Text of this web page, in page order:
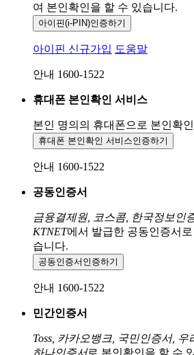
여 본인확인을 할 수 있습니다.
아이핀(i-PIN)인증하기
아이핀 신규가입 도움말
안내 1600-1522
휴대폰 본인확인 서비스
본인 명의의 휴대폰으로 본인확
휴대폰 본인확인 서비스인증하기
안내 1600-1522
공동인증서
금융결제원, 코스콤, 한국정보인
KTNET에서 발급한 공동인증서
습니다.
공동인증서 인증하기
안내 1600-1522
민간인증서
Toss, 카카오뱅크, 국민인증서,